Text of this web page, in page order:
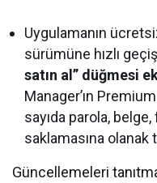
Uygulamanın
sürümüne hızlı
satın al” düğmesi
Manager’ın
sayıda parola,
saklamasına olanak
Güncellemeleri